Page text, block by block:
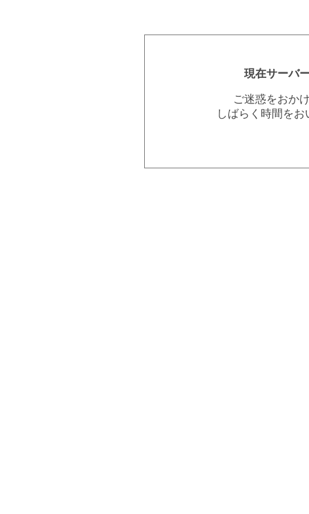
現在サーバ
ご迷惑をおか
しばらく時間を